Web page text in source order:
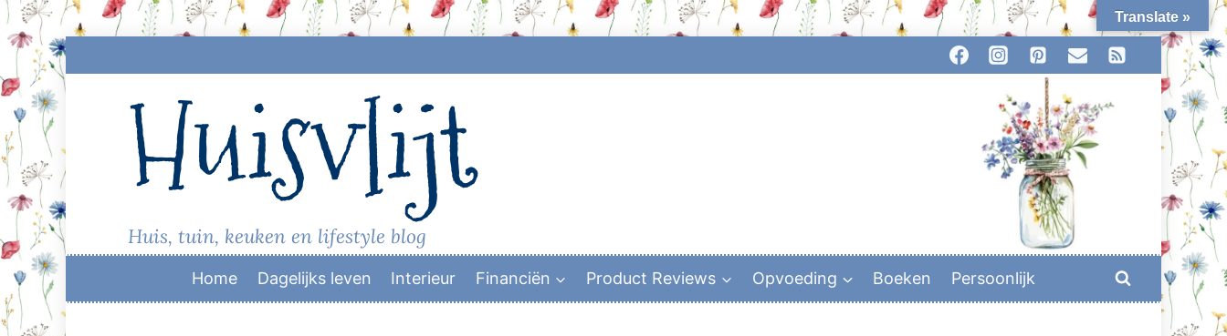
Skip
to
Huisvlijt
Huis, tuin, keuken en lifestyle blog
Home Dagelijks leven Interieur Financiën Product Reviews Opvoeding Boeken Persoonlijk
Translate »